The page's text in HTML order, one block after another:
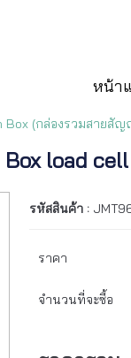
หน้า
Box (กล่องรวมสายสั
load cell
รหัสสินค้า :
ราคา
จำนวนที่จะซื้อ